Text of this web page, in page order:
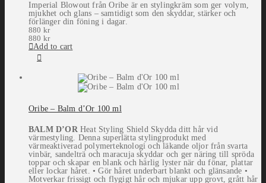
Imperial Blowout från Oribe är en stylingkräm som ger volym,
mjukhet och glans – samtidigt som den skyddar, stärker och
förlänger din föning i dagar.
880 kr
880 kr
Add to cart
Oribe – Balm d’Or 100 ml
BALM D’ORHeat Styling Shield Skydda ditt hår vid
värmestyling. Denna superlätta stylingprodukt med
värmeaktiverad polymerteknologi och läkande oljor från svarta
vinbär, sandelträ och maracuja skyddar och ger näring till spröda
toppar och skapar en blank och härlig lyster när du fönar, plattar
eller lockar håret. • Gör håret underbart blankt och glänsande •
Motverkar frissigt och flygigt hår och mjukar upp grovt, grått hår